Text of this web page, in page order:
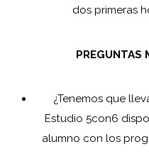
dos primeras
PREGUNTAS
¿Tenemos que
Estudio 5con6
alumno con los